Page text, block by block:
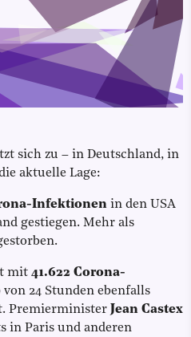
sich zu – in Deutschland, in
aktuelle Lage:
Infektionen in den USA
gestiegen. Mehr als
mit 41.622 Corona-
24 Stunden ebenfalls
Premierminister Jean Castex
in Paris und anderen